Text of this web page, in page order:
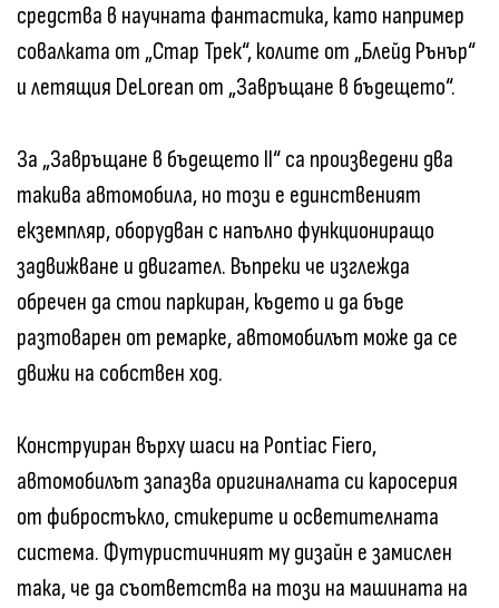
средства в научната фантастика, като например
совалката от „Стар Трек“, колите от „Блейд Рънър“
и летящия DeLorean от „Завръщане в бъдещето“.
За „Завръщане в бъдещето II“ са произведени два
такива автомобила, но този е единственият
екземпляр, оборудван с напълно функциониращо
задвижване и двигател. Въпреки че изглежда
обречен да стои паркиран, където и да бъде
разтоварен от ремарке, автомобилът може да се
движи на собствен ход.
Конструиран върху шаси на Pontiac Fiero,
автомобилът запазва оригиналната си каросерия
от фибростъкло, стикерите и осветителната
система. Футуристичният му дизайн е замислен
така, че да съответства на този на машината на